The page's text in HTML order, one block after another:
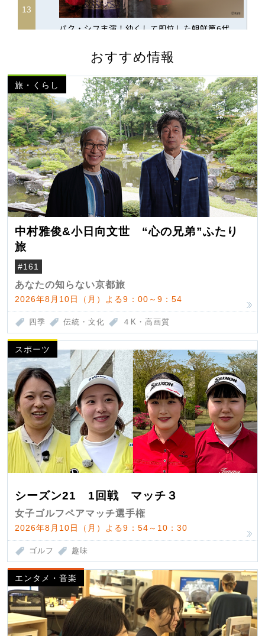
おすすめ情報
旅・くらし
中村雅俊&小日向文世 “心の兄弟”ふたり
旅
#161
あなたの知らない京都旅
2026年8月10日（月）よる9：00～9：54
四季 伝統・文化 ４K・高画質
スポーツ
シーズン21 1回戦 マッチ３
女子ゴルフペアマッチ選手権
2026年8月10日（月）よる9：54～10：30
ゴルフ 趣味
エンタメ・音楽